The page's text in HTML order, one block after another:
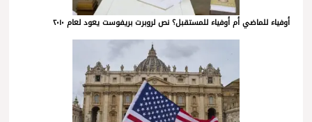
أوفياء للماضي أم أوفياء للمستقبل؟ نص لروبرت بريفوست يعود لعام ٢٠١٠